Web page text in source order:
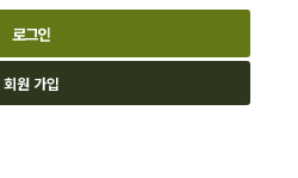
회원 가입